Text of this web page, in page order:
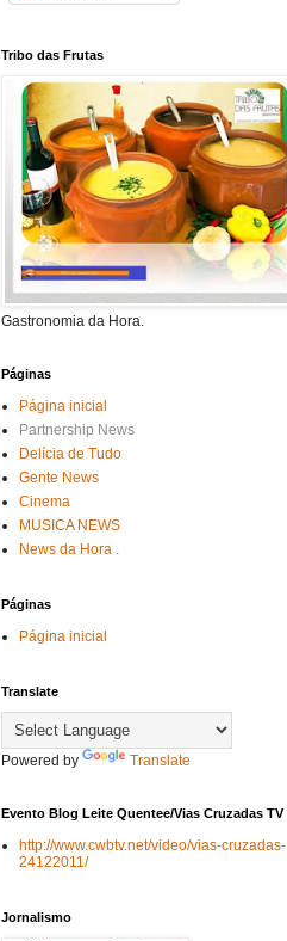
Tribo das Frutas
Gastronomia da Hora.
Páginas
Página inicial
Partnership News
Delícia de Tudo
Gente News
Cinema
MUSICA NEWS
News da Hora .
Páginas
Página inicial
Translate
Powered by Translate
Evento Blog Leite Quentee/Vias Cruzadas TV
http://www.cwbtv.net/video/vias-cruzadas-
24122011/
Jornalismo